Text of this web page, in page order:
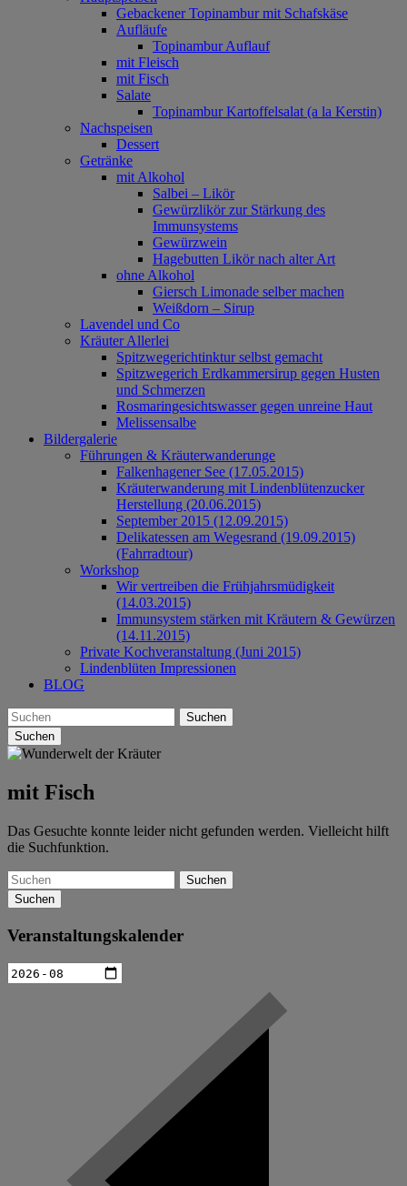
Gebackener Topinambur mit Schafskäse
Aufläufe
Topinambur Auflauf
mit Fleisch
mit Fisch
Salate
Topinambur Kartoffelsalat (a la Kerstin)
Nachspeisen
Dessert
Getränke
mit Alkohol
Salbei – Likör
Gewürzlikör zur Stärkung des
Immunsystems
Gewürzwein
Hagebutten Likör nach alter Art
ohne Alkohol
Giersch Limonade selber machen
Weißdorn – Sirup
Lavendel und Co
Kräuter Allerlei
Spitzwegerichtinktur selbst gemacht
Spitzwegerich Erdkammersirup gegen Husten
und Schmerzen
Rosmaringesichtswasser gegen unreine Haut
Melissensalbe
Bildergalerie
Führungen & Kräuterwanderunge
Falkenhagener See (17.05.2015)
Kräuterwanderung mit Lindenblütenzucker
Herstellung (20.06.2015)
September 2015 (12.09.2015)
Delikatessen am Wegesrand (19.09.2015)
(Fahrradtour)
Workshop
Wir vertreiben die Frühjahrsmüdigkeit
(14.03.2015)
Immunsystem stärken mit Kräutern & Gewürzen
(14.11.2015)
Private Kochveranstaltung (Juni 2015)
Lindenblüten Impressionen
BLOG
Suchen
mit Fisch
Das Gesuchte konnte leider nicht gefunden werden. Vielleicht hilft
die Suchfunktion.
Suchen
Veranstaltungskalender